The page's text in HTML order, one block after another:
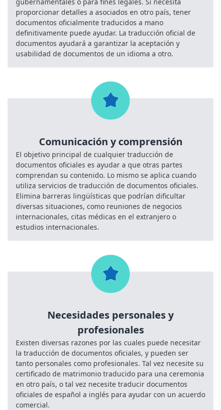
proporcionar detalles a asociados en otro país, tener
documentos oficialmente traducidos a mano
definitivamente puede ayudar. La traducción oficial de
documentos ayudará a garantizar la aceptación y
usabilidad de documentos de un idioma a otro.
Comunicación y comprensión
El objetivo principal de cualquier traducción de
documentos oficiales es ayudar a que otras partes
comprendan su contenido. Lo mismo se aplica cuando
utiliza servicios de traducción de documentos oficiales.
Elimina barreras lingüísticas que podrían dificultar
diversas situaciones, como reuniones de negocios
internacionales, citas médicas en el extranjero o
estudios internacionales.
Necesidades personales y
profesionales
Existen diversas razones por las cuales puede necesitar
la traducción de documentos oficiales, y pueden ser
tanto personales como profesionales. Tal vez necesite su
certificado de matrimonio traducido para una ceremonia
en otro país, o tal vez necesite traducir documentos
oficiales de español a inglés para ayudar con un acuerdo
comercial.